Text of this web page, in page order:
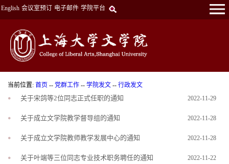
English 会议室预订 电子邮件 学院平台
当前位置: 首页 -- 党群工作 -- 学院发文 -- 行政发文
关于宋鸽等2位同志正式任职的通知 2022-11-29
关于成立文学院教学督导组的通知 2022-11-28
关于成立文学院教师教学发展中心的通知 2022-11-28
关于叶端等三位同志专业技术职务聘任的通知 2022-11-22